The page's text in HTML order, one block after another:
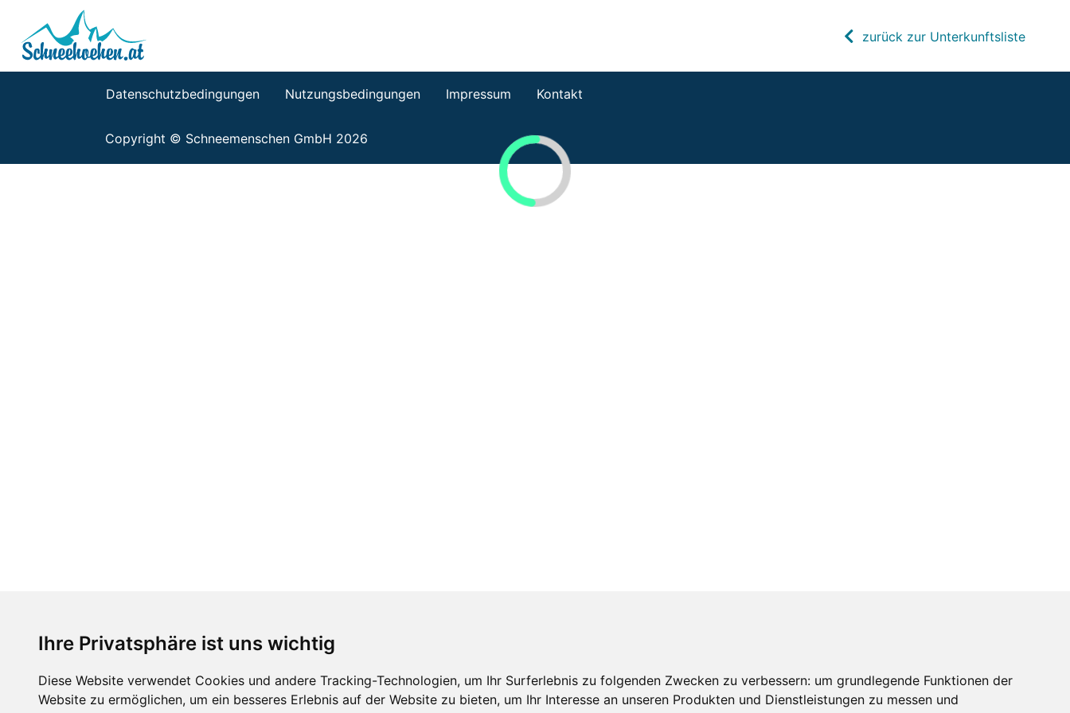
Ihre Privatsphäre ist uns wichtig
Diese Website verwendet Cookies und andere Tracking-Technologien, um Ihr Surferlebnis zu folgenden Zwecken zu verbessern: um grundlegende Funktionen der
Website zu ermöglichen, um ein besseres Erlebnis auf der Website zu bieten, um Ihr Interesse an unseren Produkten und Dienstleistungen zu messen und
zurück zur Unterkunftsliste
Datenschutzbedingungen Nutzungsbedingungen Impressum Kontakt
Copyright © Schneemenschen GmbH 2026